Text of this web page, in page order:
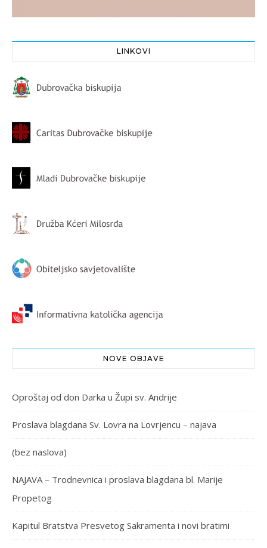
LINKOVI
NOVE OBJAVE
Oproštaj od don Darka u Župi sv. Andrije
Proslava blagdana Sv. Lovra na Lovrjencu – najava
(bez naslova)
NAJAVA – Trodnevnica i proslava blagdana bl. Marije
Propetog
Kapitul Bratstva Presvetog Sakramenta i novi bratimi